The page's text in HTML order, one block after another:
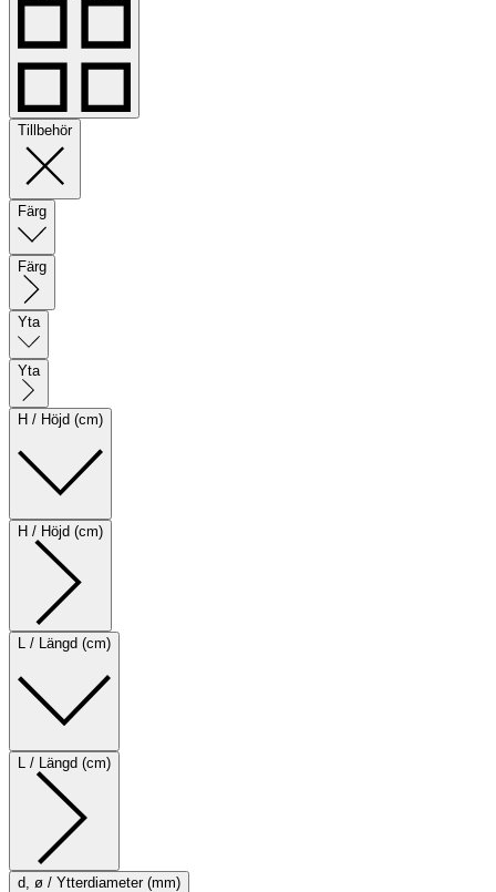
Tillbehör
Färg
Färg
Yta
Yta
H / Höjd (cm)
H / Höjd (cm)
L / Längd (cm)
L / Längd (cm)
d, ø / Ytterdiameter (mm)